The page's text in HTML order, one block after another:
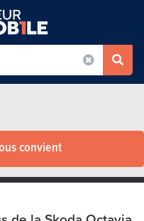
convient